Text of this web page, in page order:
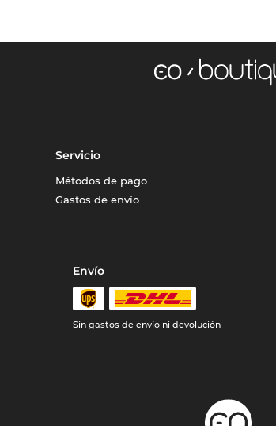
Servicio
Métodos de pago
Gastos de envío
Envío
Sin gastos de envío ni devolución